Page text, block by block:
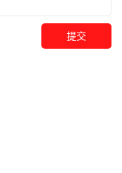
提交